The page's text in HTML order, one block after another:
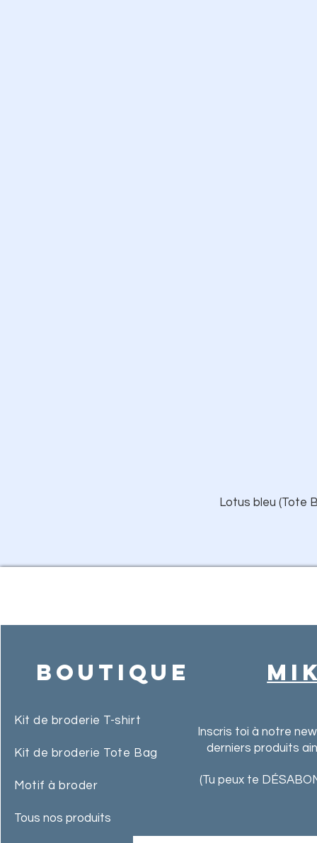
Lotus bleu (Tote
Boutique
Kit de broderie T-shirt
Kit de broderie Tote Bag
Motif à broder
Tous nos produits
Inscris toi à notre
derniers produits
(Tu peux te